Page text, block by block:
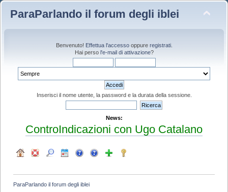
ParaParlando il forum degli iblei
Benvenuto! Effettua l'accessooppure registrati.
Hai perso l'e-mail di attivazione?
Inserisci il nome utente, la password e la durata della sessione.
News:
ControIndicazioni con Ugo Catalano
ParaParlando il forum degli iblei